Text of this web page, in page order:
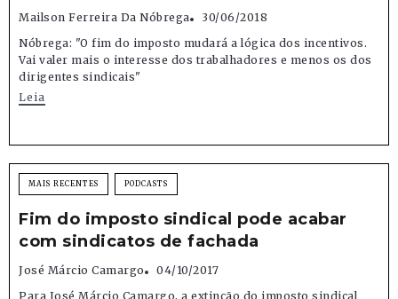
Mailson Ferreira Da Nóbrega
30/06/2018
Nóbrega: "O fim do imposto mudará a lógica dos incentivos.
Vai valer mais o interesse dos trabalhadores e menos os dos
dirigentes sindicais"
Leia
MAIS RECENTES PODCASTS
Fim do imposto sindical pode acabar
com sindicatos de fachada
José Márcio Camargo
04/10/2017
Para José Márcio Camargo, a extinção do imposto sindical